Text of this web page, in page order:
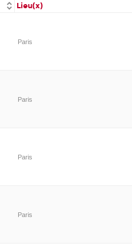
Lieu(x)
Paris
Paris
Paris
Paris